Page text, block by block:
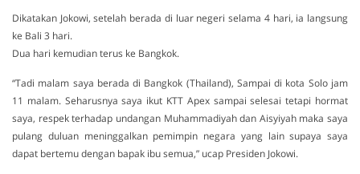
Dikatakan Jokowi, setelah berada di luar negeri selama 4 hari, ia langsung
ke Bali 3 hari.
Dua hari kemudian terus ke Bangkok.
“Tadi malam saya berada di Bangkok (Thailand), Sampai di kota Solo jam
11 malam. Seharusnya saya ikut KTT Apex sampai selesai tetapi hormat
saya, respek terhadap undangan Muhammadiyah dan Aisyiyah maka saya
pulang duluan meninggalkan pemimpin negara yang lain supaya saya
dapat bertemu dengan bapak ibu semua,” ucap Presiden Jokowi.